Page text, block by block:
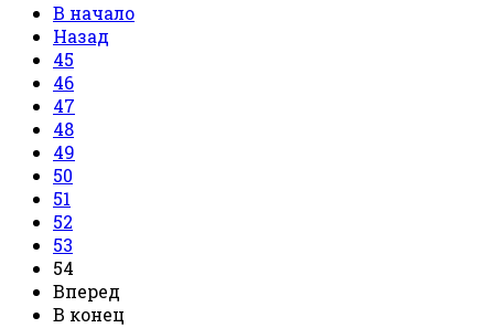
В начало
Назад
45
46
47
48
49
50
51
52
53
54
Вперед
В конец